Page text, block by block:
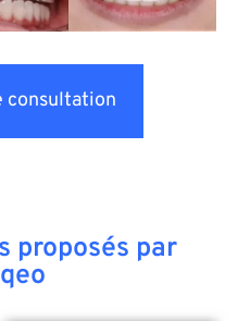
consultation
proposés par